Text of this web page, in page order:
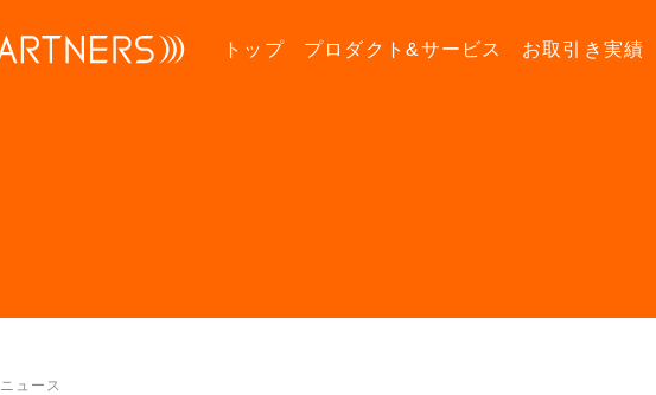
トップ プロダクト&サービス お取引き実績
ニュース